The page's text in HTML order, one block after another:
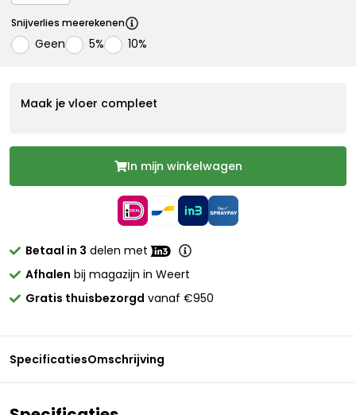
Snijverlies meerekenen
Geen 5% 10%
Maak je vloer compleet
In mijn winkelwagen
Betaal in 3 delen met
Afhalen bij magazijn in Weert
Gratis thuisbezorgd vanaf €950
SpecificatiesOmschrijving